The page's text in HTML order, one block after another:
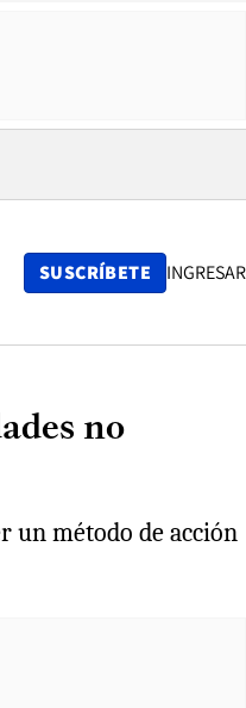
SUSCRÍBETE INGRESAR
no
un método de acción